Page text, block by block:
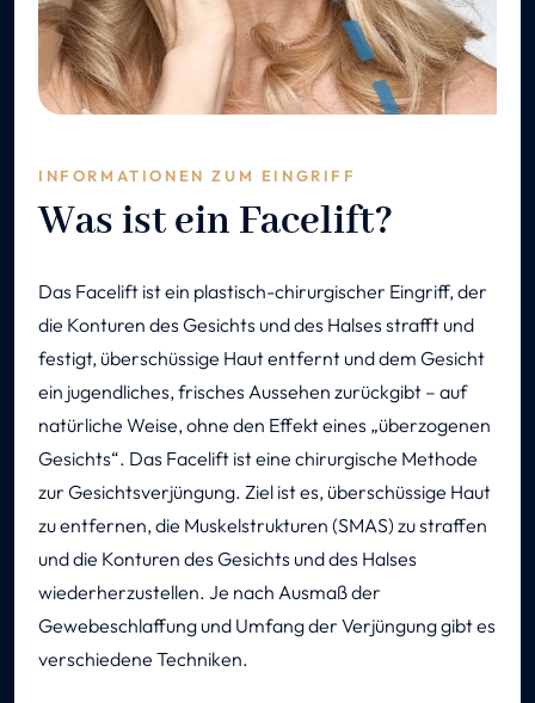
INFORMATIONEN ZUM EINGRIFF
Was ist ein Facelift?
Das Facelift ist ein plastisch-chirurgischer Eingriff, der
die Konturen des Gesichts und des Halses strafft und
festigt, überschüssige Haut entfernt und dem Gesicht
ein jugendliches, frisches Aussehen zurückgibt – auf
natürliche Weise, ohne den Effekt eines „überzogenen
Gesichts“. Das Facelift ist eine chirurgische Methode
zur Gesichtsverjüngung. Ziel ist es, überschüssige Haut
zu entfernen, die Muskelstrukturen (SMAS) zu straffen
und die Konturen des Gesichts und des Halses
wiederherzustellen. Je nach Ausmaß der
Gewebeschlaffung und Umfang der Verjüngung gibt es
verschiedene Techniken.